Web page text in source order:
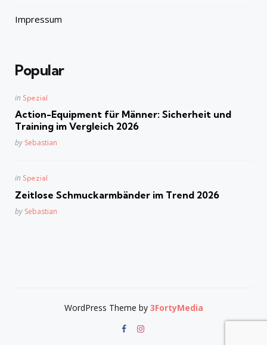
Impressum
Popular
Posted
in Spezial
Action-Equipment für Männer: Sicherheit und
Training im Vergleich 2026
Posted
by Sebastian
Posted
in Spezial
Zeitlose Schmuckarmbänder im Trend 2026
Posted
by Sebastian
WordPress Theme by 3FortyMedia